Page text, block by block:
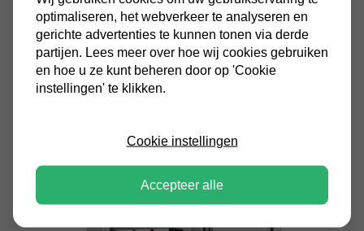
Sistec
SISTEC Datasafe SE13 datakluis
€13.103,01 Incl. BTW
optimaliseren, het webverkeer te analyseren en
gerichte advertenties te kunnen tonen via derde
partijen. Lees meer over hoe wij cookies gebruiken
en hoe u ze kunt beheren door op 'Cookie
instellingen' te klikken.
Cookie instellingen
Accepteer alle